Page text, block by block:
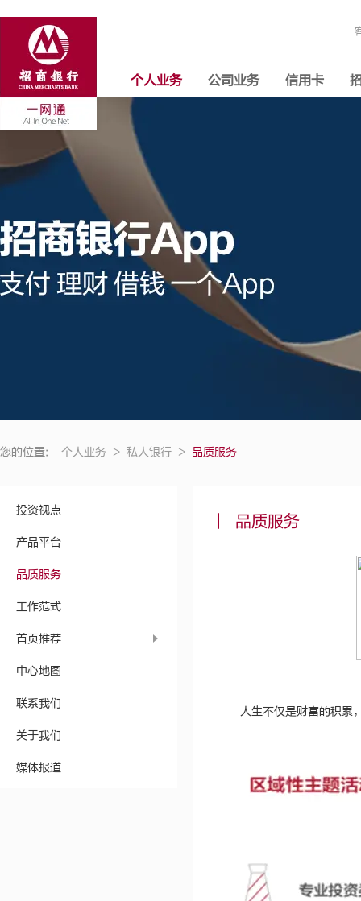
个人业务 公司业务 信用卡
您的位置: 个人业务 > 私人银行 > 品质服务
投资视点
产品平台
品质服务
工作范式
首页推荐
中心地图
联系我们
关于我们
媒体报道
品质服务
人生不仅是财富的积累